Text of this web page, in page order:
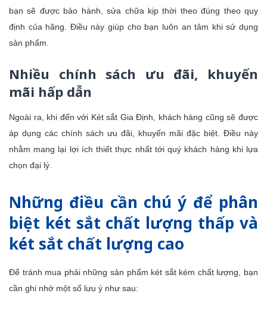
bạn sẽ được bảo hành, sửa chữa kịp thời theo đúng theo quy
định của hãng. Điều này giúp cho bạn luôn an tâm khi sử dụng
sản phẩm.
Nhiều chính sách ưu đãi, khuyến
mãi hấp dẫn
Ngoài ra, khi đến với Két sắt Gia Định, khách hàng cũng sẽ được
áp dụng các chính sách ưu đãi, khuyến mãi đặc biệt. Điều này
nhằm mang lại lợi ích thiết thực nhất tới quý khách hàng khi lựa
chọn đại lý.
Những điều cần chú ý để phân
biệt két sắt chất lượng thấp và
két sắt chất lượng cao
Để tránh mua phải những sản phẩm két sắt kém chất lượng, bạn
cần ghi nhớ một số lưu ý như sau: